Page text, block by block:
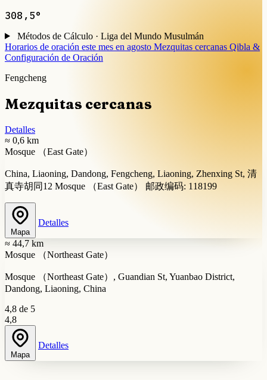
308,5°
Métodos de Cálculo · Liga del Mundo Musulmán
Horarios de oración este mes en agosto Mezquitas cercanas Qibla &
Configuración de Oración
Fengcheng
Mezquitas cercanas
Detalles
≈ 0,6 km
Mosque （East Gate）
China, Liaoning, Dandong, Fengcheng, Liaoning, Zhenxing St, 清
真寺胡同12 Mosque （East Gate） 邮政编码: 118199
Mapa
Detalles
≈ 44,7 km
Mosque （Northeast Gate）
Mosque （Northeast Gate）, Guandian St, Yuanbao District,
Dandong, Liaoning, China
4,8 de 5
4,8
Mapa
Detalles